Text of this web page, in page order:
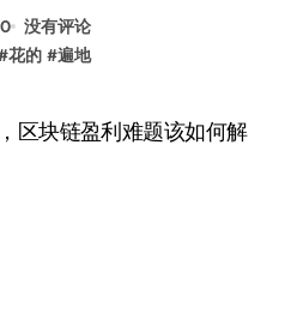
没有评论
花的 #遍地